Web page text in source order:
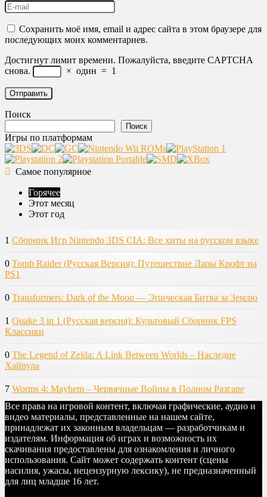
Сохранить моё имя, email и адрес сайта в этом браузере для
последующих моих комментариев.
Достигнут лимит времени. Пожалуйста, введите CAPTCHA
снова.
× один = 1
Поиск
Поиск
Игры по платформам
Самое популярное
Горячее
Этот месяц
Этот год
1 Сборник Игр Nintendo 3DS CIA: Все хиты на русском языке
0 Tomb Raider (Русская Версия): Путешествие Лары Крофт на
PS1
0 Transformers: Dark of the Moon — Эпическая Битва за Землю
1 Quake 3 in 1 (Русская версия): Культовый Сборник FPS
Классики
0 The Legend of Zelda: A Link Between Worlds – Наследие
Хайрула
7 Worms 4: Mayhem – Червячные Войны в Полном Разгаре
Все права на игровой контент, включая графические, аудио и
видео материалы, представленные на нашем сайте,
принадлежат их законным владельцам — разработчикам и
издателям. Информация об играх и возможность их
скачивания предоставлены для ознакомления и личного
использования. Сайт может содержать контент (сцены
насилия, ужасы, нецензурную лексику), не предназначенный
для лиц младше 16 лет.